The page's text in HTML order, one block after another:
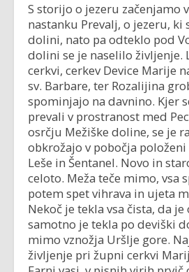
S storijo o jezeru začenjamo
nastanku Prevalj, o jezeru, ki
dolini, nato pa odteklo pod
dolini se je naselilo življenje.
cerkvi, cerkev Device Marije
sv. Barbare, ter Rozalijina
spominjajo na davnino. Kjer
prevali v prostranost med
osrčju Mežiške doline, se je
obkrožajo v pobočja
Leše in Šentanel. Novo in
celoto. Meža teče mimo, vsa
potem spet vihrava in ujeta
Nekoč je tekla vsa čista, da je
samotno je tekla po deviški
mimo vznožja Uršlje gore.
življenje pri župni cerkvi